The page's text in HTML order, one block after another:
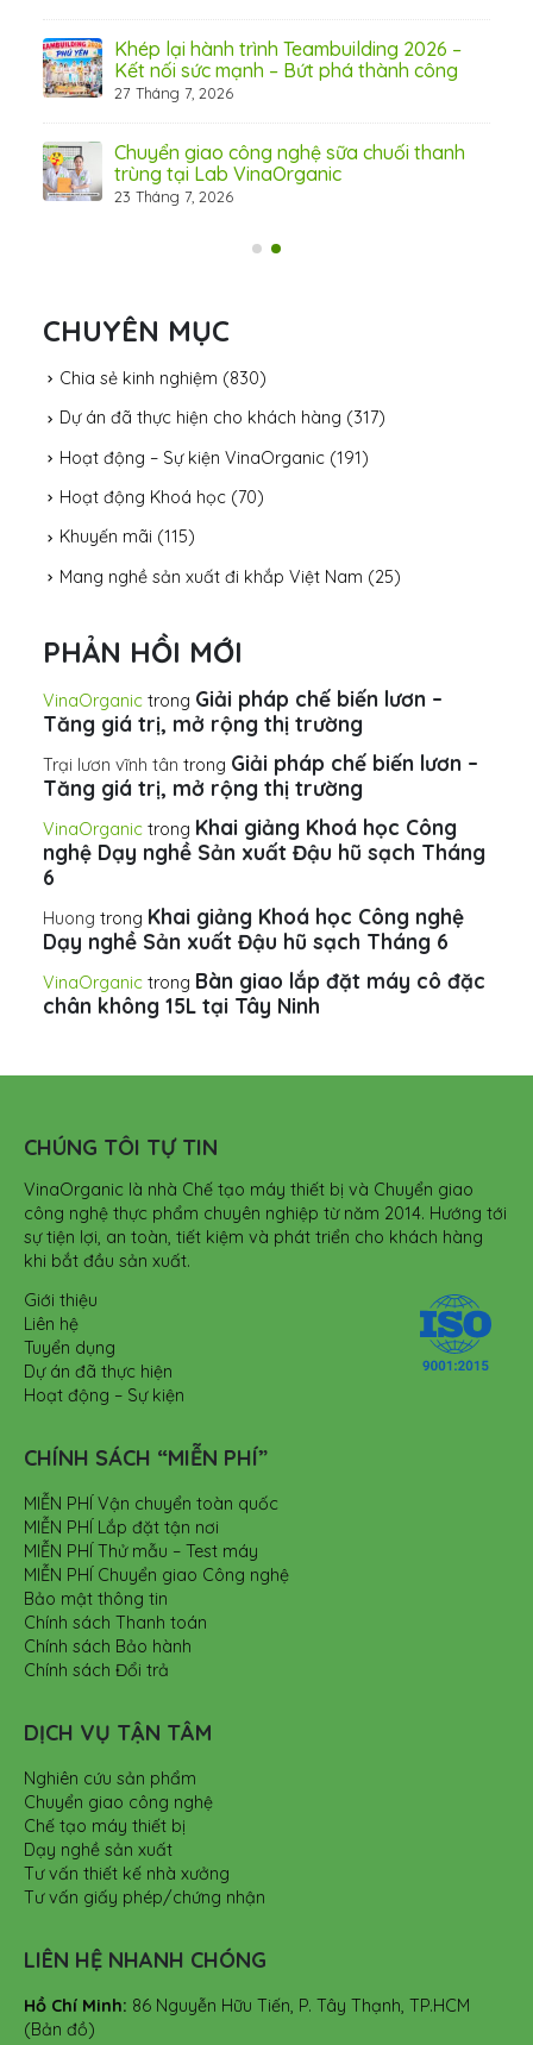
Khép lại hành trình Teambuilding 2026 –
Kết nối sức mạnh – Bứt phá thành công
27 Tháng 7, 2026
Chuyển giao công nghệ sữa chuối thanh
trùng tại Lab VinaOrganic
23 Tháng 7, 2026
CHUYÊN MỤC
Chia sẻ kinh nghiệm (830)
Dự án đã thực hiện cho khách hàng (317)
Hoạt động – Sự kiện VinaOrganic (191)
Hoạt động Khoá học (70)
Khuyến mãi (115)
Mang nghề sản xuất đi khắp Việt Nam (25)
PHẢN HỒI MỚI
VinaOrganic trong Giải pháp chế biến lươn –
Tăng giá trị, mở rộng thị trường
Trại lươn vĩnh tân trong Giải pháp chế biến lươn –
Tăng giá trị, mở rộng thị trường
VinaOrganic trong Khai giảng Khoá học Công
nghệ Dạy nghề Sản xuất Đậu hũ sạch Tháng
6
Huong trong Khai giảng Khoá học Công nghệ
Dạy nghề Sản xuất Đậu hũ sạch Tháng 6
VinaOrganic trong Bàn giao lắp đặt máy cô đặc
chân không 15L tại Tây Ninh
CHÚNG TÔI TỰ TIN
VinaOrganic là nhà Chế tạo máy thiết bị và Chuyển giao
công nghệ thực phẩm chuyên nghiệp từ năm 2014. Hướng tới
sự tiện lợi, an toàn, tiết kiệm và phát triển cho khách hàng
khi bắt đầu sản xuất.
Giới thiệu
Liên hệ
Tuyển dụng
Dự án đã thực hiện
Hoạt động – Sự kiện
CHÍNH SÁCH “MIỄN PHÍ”
MIỄN PHÍ Vận chuyển toàn quốc
MIỄN PHÍ Lắp đặt tận nơi
MIỄN PHÍ Thử mẫu – Test máy
MIỄN PHÍ Chuyển giao Công nghệ
Bảo mật thông tin
Chính sách Thanh toán
Chính sách Bảo hành
Chính sách Đổi trả
DỊCH VỤ TẬN TÂM
Nghiên cứu sản phẩm
Chuyển giao công nghệ
Chế tạo máy thiết bị
Dạy nghề sản xuất
Tư vấn thiết kế nhà xưởng
Tư vấn giấy phép/chứng nhận
LIÊN HỆ NHANH CHÓNG
Hồ Chí Minh: 86 Nguyễn Hữu Tiến, P. Tây Thạnh, TP.HCM
(Bản đồ)